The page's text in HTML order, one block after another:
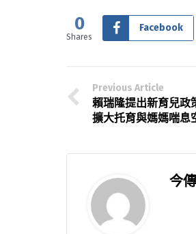
0
Shares
Facebook
Previous Article
賴瑞隆提出新育兒政
擴大托育與媽媽喘息
今